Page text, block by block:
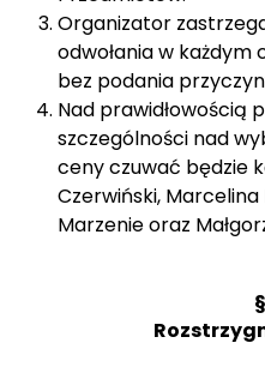
Organizator
odwołania w
bez podania
Nad prawidłowością
szczególności nad
ceny czuwać będzie
Czerwiński,
Marzenie oraz